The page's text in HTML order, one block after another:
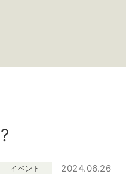
イベント 2024.06.26